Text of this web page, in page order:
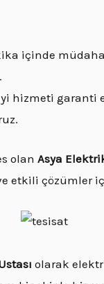
içinde
hizmeti garanti
olan Asya
etkili çözümler
olarak